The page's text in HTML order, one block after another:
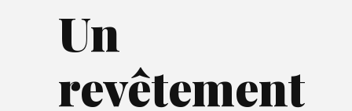
Un
revêtement